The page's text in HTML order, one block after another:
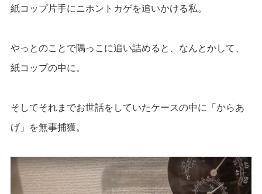
紙コップ片手にニホントカゲを追いかける私。
やっとのことで隅っこに追い詰めると、なんとかして、
紙コップの中に。
そしてそれまでお世話をしていたケースの中に「からあ
げ」を無事捕獲。